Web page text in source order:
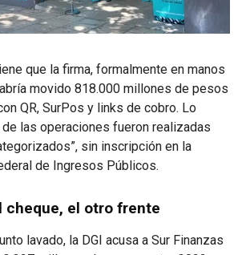
que la firma, formalmente en manos
movido 818.000 millones de pesos
QR, SurPos y links de cobro. Lo
de las operaciones fueron realizadas
sin inscripción en la
de Ingresos Públicos.
cheque, el otro frente
lavado, la DGI acusa a Sur Finanzas